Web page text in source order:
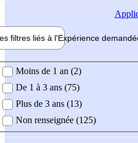
filtres liés à l'Expérience
demandée
Moins de 1 an (2)
De 1 à 3 ans (75)
Plus de 3 ans (13)
Non renseignée (125)